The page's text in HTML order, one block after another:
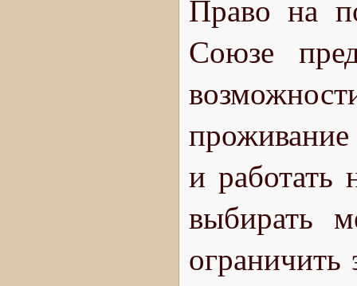
Право на
Союзе
и работать
выбирать
ограничить